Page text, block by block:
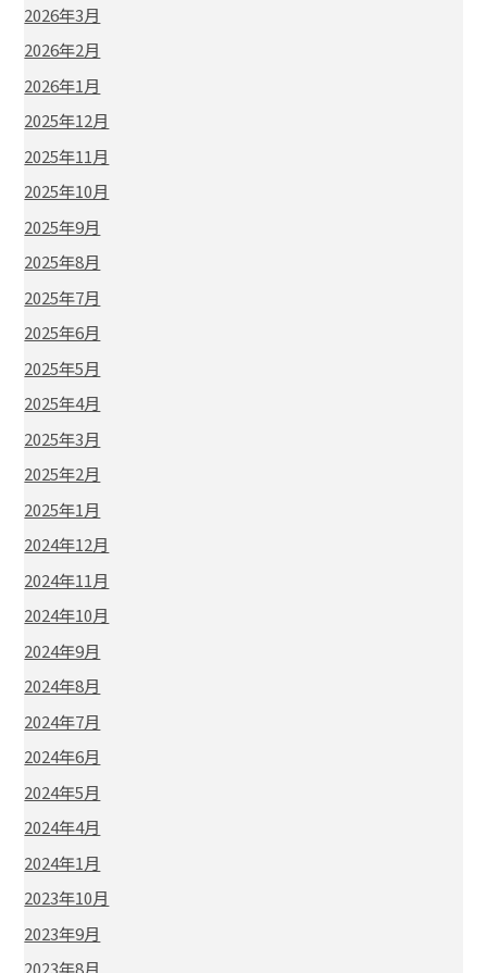
2026年3月
2026年2月
2026年1月
2025年12月
2025年11月
2025年10月
2025年9月
2025年8月
2025年7月
2025年6月
2025年5月
2025年4月
2025年3月
2025年2月
2025年1月
2024年12月
2024年11月
2024年10月
2024年9月
2024年8月
2024年7月
2024年6月
2024年5月
2024年4月
2024年1月
2023年10月
2023年9月
2023年8月